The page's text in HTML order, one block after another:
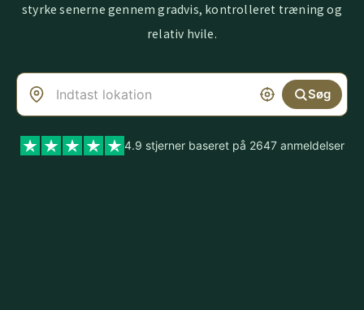
styrke senerne gennem gradvis, kontrolleret træning og
relativ hvile.
Søg
4.9 stjerner baseret på 2647 anmeldelser